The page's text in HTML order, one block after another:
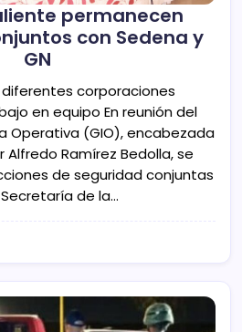
permanecen
con Sedena y
GN
corporaciones
en equipo En reunión del
Operativa (GIO), encabezada
Ramírez Bedolla, se
de seguridad conjuntas
de la…